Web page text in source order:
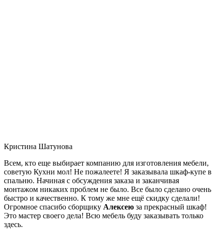
Кристина Шатунова
Всем, кто еще выбирает компанию для изготовления мебели,
советую Кухни мол! Не пожалеете! Я заказывала шкаф-купе в
спальню. Начиная с обсуждения заказа и заканчивая
монтажом никаких проблем не было. Все было сделано очень
быстро и качественно. К тому же мне ещё скидку сделали!
Огромное спасибо сборщику Алексею за прекрасный шкаф!
Это мастер своего дела! Всю мебель буду заказывать только
здесь.